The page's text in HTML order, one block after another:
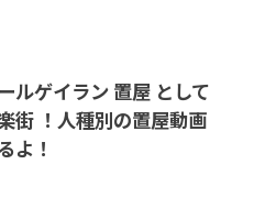
ルゲイラン 置屋 として
街 ！人種別の置屋動画
よ！